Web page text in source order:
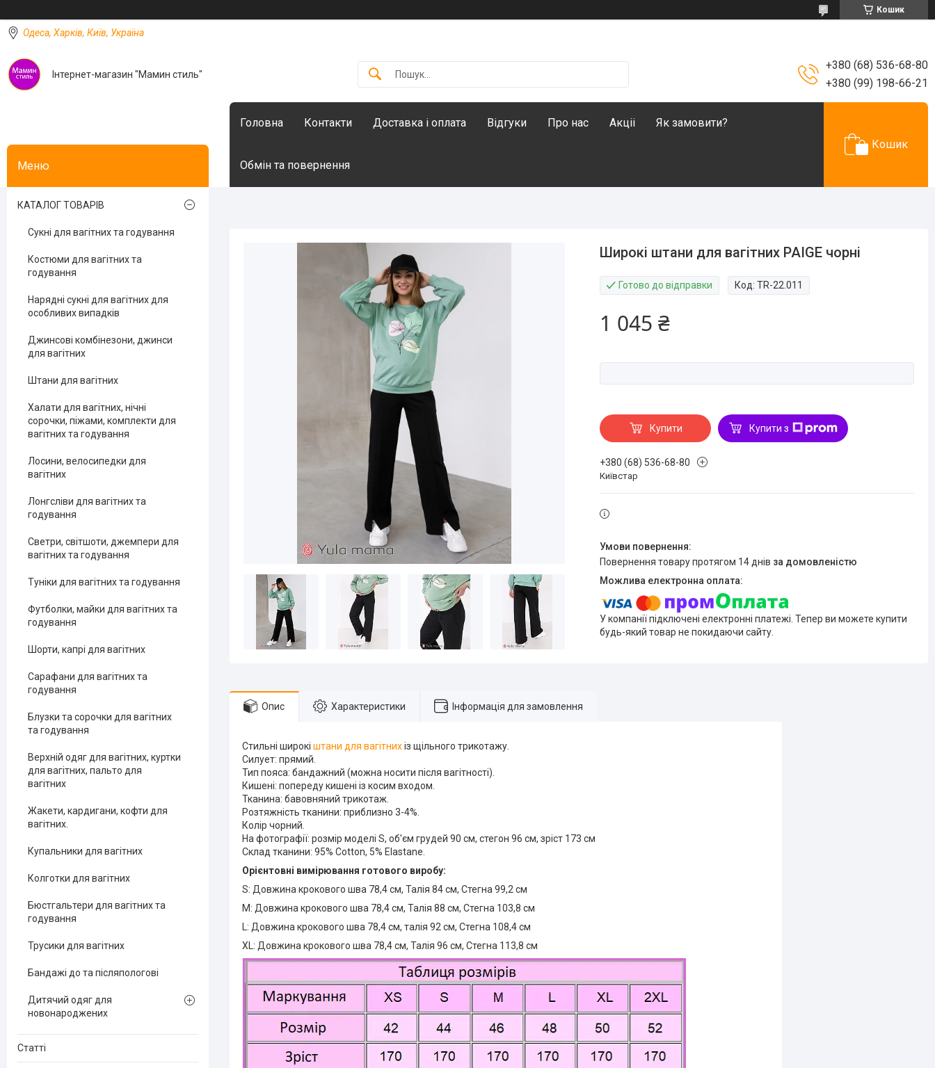
Кошик
Одеса, Харків, Київ, Україна
Інтернет-магазин "Мамин стиль"
+380 (68) 536-68-80
+380 (99) 198-66-21
Головна Контакти Доставка і оплата Відгуки Про нас Акціі Як замовити?
Обмін та повернення
Кошик
Широкі штани для вагітних PAIGE чорні
Готово до відправки Код:TR-22.011
1 045 ₴
Купити Купити з
+380 (68) 536-68-80
Київстар
повернення товару протягом 14 днів за домовленістю
У компанії підключені електронні платежі. Тепер ви можете купити
будь-який товар не покидаючи сайту.
Опис Характеристики Інформація для замовлення
Стильні широкі штани для вагітнихіз щільного трикотажу.
Силует: прямий.
Тип пояса: бандажний (можна носити після вагітності).
Кишені: попереду кишені із косим входом.
Тканина: бавовняний трикотаж.
Розтяжність тканини: приблизно 3-4%.
Колір чорний.
На фотографії: розмір моделі S, об'єм грудей 90 см, стегон 96 см, зріст 173 см
Склад тканини: 95% Cotton, 5% Elastane.
Орієнтовні вимірювання готового виробу:
S: Довжина крокового шва 78,4 см, Талія 84 см, Стегна 99,2 см
M: Довжина крокового шва 78,4 см, Талія 88 см, Стегна 103,8 см
L: Довжина крокового шва 78,4 см, талія 92 см, Стегна 108,4 см
XL: Довжина крокового шва 78,4 см, Талія 96 см, Стегна 113,8 см
КАТАЛОГ ТОВАРІВ
Сукні для вагітних та годування
Костюми для вагітних та
годування
Нарядні сукні для вагітних для
особливих випадків
Джинсові комбінезони, джинси
для вагітних
Штани для вагітних
Халати для вагітних, нічні
сорочки, піжами, комплекти для
вагітних та годування
Лосини, велосипедки для
вагітних
Лонгсліви для вагітних та
годування
Светри, світшоти, джемпери для
вагітних та годування
Туніки для вагітних та годування
Футболки, майки для вагітних та
годування
Шорти, капрі для вагітних
Сарафани для вагітних та
годування
Блузки та сорочки для вагітних
та годування
Верхній одяг для вагітних, куртки
для вагітних, пальто для
вагітних
Жакети, кардигани, кофти для
вагітних.
Купальники для вагітних
Колготки для вагітних
Бюстгальтери для вагітних та
годування
Трусики для вагітних
Бандажі до та післяпологові
Дитячий одяг для
новонароджених
Статті